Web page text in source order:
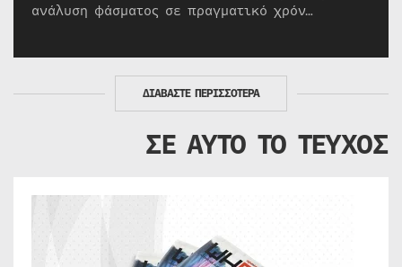
ανάλυση φάσματος σε πραγματικό χρόν…
ΔΙΑΒΑΣΤΕ ΠΕΡΙΣΣΟΤΕΡΑ
ΣΕ ΑΥΤΟ ΤΟ ΤΕΥΧΟΣ